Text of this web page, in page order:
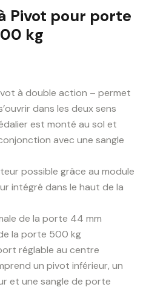
Pivot pour porte
kg
à double action – permet
dans les deux sens
est monté au sol et
avec une sangle
possible grâce au module
intégré dans le haut de la
de la porte 44 mm
la porte 500 kg
réglable au centre
un pivot inférieur, un
et une sangle de porte